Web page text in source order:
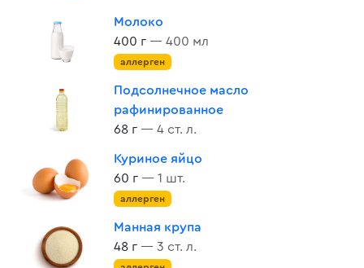
Молоко
400 г — 400 мл
аллерген
Подсолнечное масло
рафинированное
68 г — 4 ст. л.
Куриное яйцо
60 г — 1 шт.
аллерген
Манная крупа
48 г — 3 ст. л.